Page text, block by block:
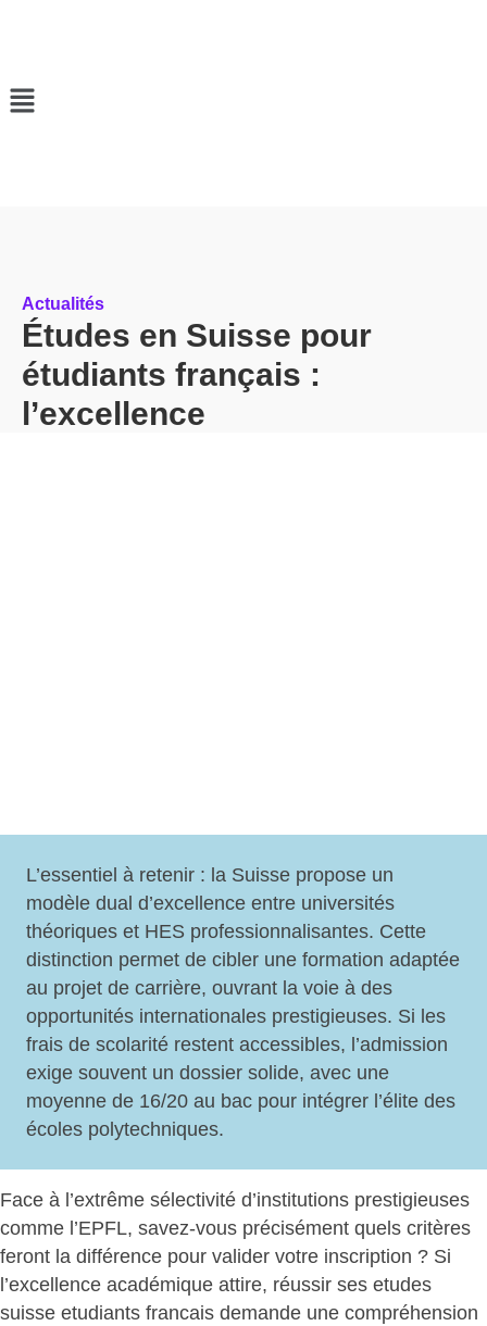
Actualités
Études en Suisse pour
étudiants français :
l’excellence
L’essentiel à retenir : la Suisse propose un
modèle dual d’excellence entre universités
théoriques et HES professionnalisantes. Cette
distinction permet de cibler une formation adaptée
au projet de carrière, ouvrant la voie à des
opportunités internationales prestigieuses. Si les
frais de scolarité restent accessibles, l’admission
exige souvent un dossier solide, avec une
moyenne de 16/20 au bac pour intégrer l’élite des
écoles polytechniques.
Face à l’extrême sélectivité d’institutions prestigieuses
comme l’EPFL, savez-vous précisément quels critères
feront la différence pour valider votre inscription ? Si
l’excellence académique attire, réussir ses etudes
suisse etudiants francais demande une compréhension